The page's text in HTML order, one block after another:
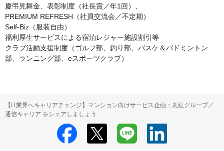
慶弔見舞金、表彰制度（社長賞／年1回）、
PREMIUM REFRESH（社員交流会／不定期）
Self-Biz（服装自由）
福利厚生サービスによる宿泊レジャー施設割引等
クラブ活動支援制度（ゴルフ部、釣り部、バスケ＆バドミントン
部、ランニング部、eスポーツクラブ）
【IT業界へキャリアチェンジ】マンション向けサービス企画：丸紅グループ／
通信キャリア をシェアしましょう